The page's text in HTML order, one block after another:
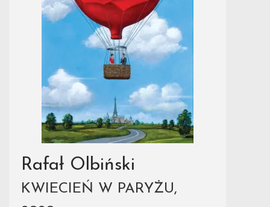
Rafał Olbiński
KWIECIEŃ W PARYŻU,